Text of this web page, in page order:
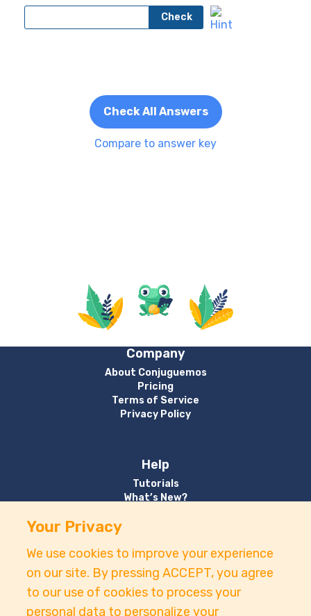
Check
Check All Answers
Compare to answer key
Company
About Conjuguemos
Pricing
Terms of Service
Privacy Policy
Help
Tutorials
What’s New?
support@conjuguemos.com
Phone: (617) 209-9465
Fax: (617) 855-6655
P.O. Box 86 Newton, MA 02456
Your Privacy
We use cookies to improve your experience
on our site. By pressing ACCEPT, you agree
to our use of cookies to process your
personal data to personalize your